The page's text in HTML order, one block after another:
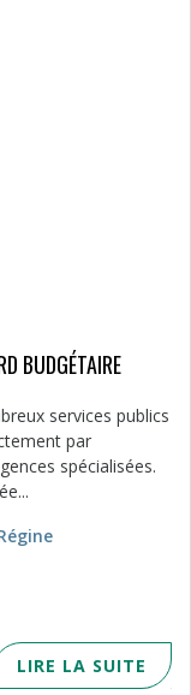
BUDGÉTAIRE
services publics
par
spécialisées.
LIRE LA SUITE